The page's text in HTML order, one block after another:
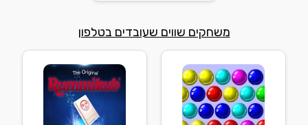
משחקים שווים שעובדים בטלפון